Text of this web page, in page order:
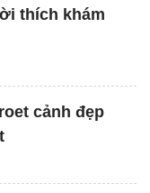
thích khám
cảnh đẹp